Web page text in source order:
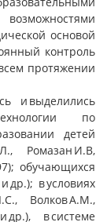
основой
контроль
протяжении
и выделились
по
детей
Ромазан И.В,
обучающихся
др.); в условиях
Волков А.М.,
в системе